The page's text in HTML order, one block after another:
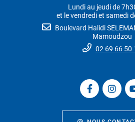
Lundi au jeudi de
et le vendredi et samedi
Boulevard Halidi
Mamoudzou
02 69 66 50